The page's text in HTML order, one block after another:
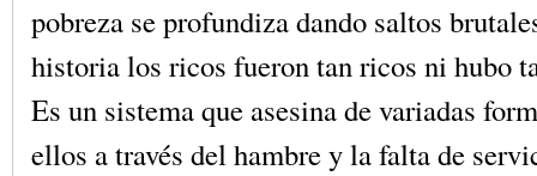
pobreza se profundiza dando saltos
historia los ricos fueron tan ricos ni hubo
Es un sistema que asesina de variadas
ellos a través del hambre y la falta de